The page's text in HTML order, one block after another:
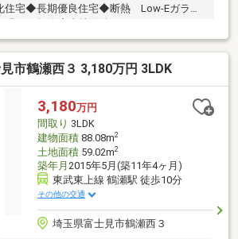
住宅◆長期優良住宅◆断熱 Low-Eガラス
前面道路 公道 幅員約6.0ｍ◆周辺環境良
市鶴瀬西３ 3,180万円 3LDK
3,180万円
間取り 3LDK
建物面積88.08m2
土地面積59.02m2
築年月 2015年5月(築11年4ヶ月)
東武東上線 鶴瀬駅 徒歩10分
その他の交通
埼玉県富士見市鶴瀬西３